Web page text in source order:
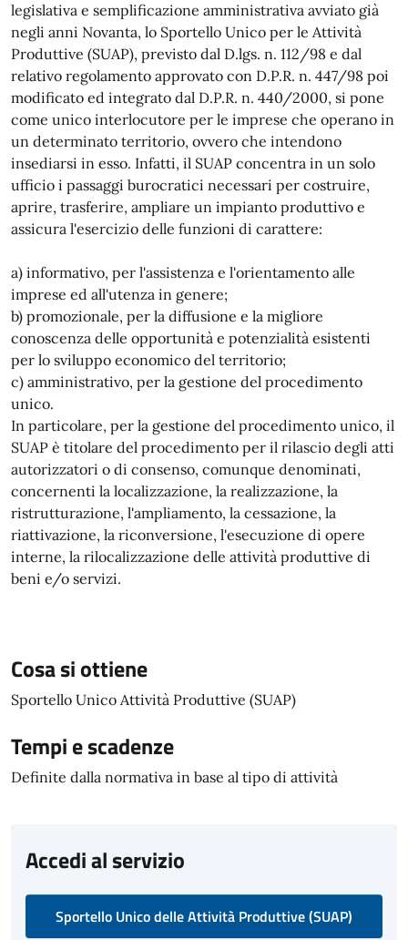
legislativa e semplificazione amministrativa avviato già
negli anni Novanta, lo Sportello Unico per le Attività
Produttive (SUAP), previsto dal D.lgs. n. 112/98 e dal
relativo regolamento approvato con D.P.R. n. 447/98 poi
modificato ed integrato dal D.P.R. n. 440/2000, si pone
come unico interlocutore per le imprese che operano in
un determinato territorio, ovvero che intendono
insediarsi in esso. Infatti, il SUAP concentra in un solo
ufficio i passaggi burocratici necessari per costruire,
aprire, trasferire, ampliare un impianto produttivo e
assicura l'esercizio delle funzioni di carattere:
a) informativo, per l'assistenza e l'orientamento alle
imprese ed all'utenza in genere;
b) promozionale, per la diffusione e la migliore
conoscenza delle opportunità e potenzialità esistenti
per lo sviluppo economico del territorio;
c) amministrativo, per la gestione del procedimento
unico.
In particolare, per la gestione del procedimento unico, il
SUAP è titolare del procedimento per il rilascio degli atti
autorizzatori o di consenso, comunque denominati,
concernenti la localizzazione, la realizzazione, la
ristrutturazione, l'ampliamento, la cessazione, la
riattivazione, la riconversione, l'esecuzione di opere
interne, la rilocalizzazione delle attività produttive di
beni e/o servizi.
Cosa si ottiene
Sportello Unico Attività Produttive (SUAP)
Tempi e scadenze
Definite dalla normativa in base al tipo di attività
Accedi al servizio
Sportello Unico delle Attività Produttive (SUAP)